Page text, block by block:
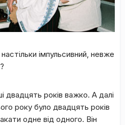
імпульсивний, невже
років важко. А далі
року було двадцять років
одне від одного. Він